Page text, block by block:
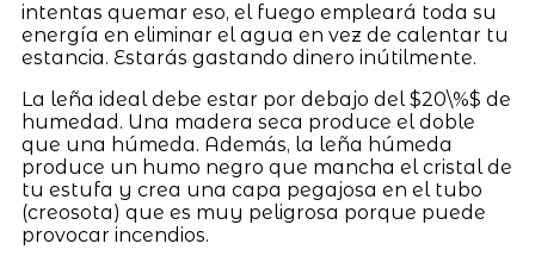
intentas quemar eso, el fuego empleará toda su
energía en eliminar el agua en vez de calentar tu
estancia. Estarás gastando dinero inútilmente.
La leña ideal debe estar por debajo del $20\%$ de
humedad. Una madera seca produce el doble
que una húmeda. Además, la leña húmeda
produce un humo negro que mancha el cristal de
tu estufa y crea una capa pegajosa en el tubo
(creosota) que es muy peligrosa porque puede
provocar incendios.